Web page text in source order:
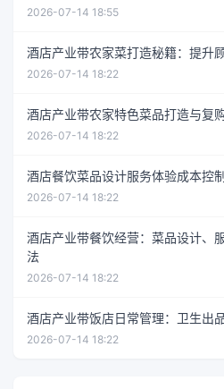
2026-07-14 18:55
酒店产业带农家菜打造秘籍：提升
2026-07-14 18:22
酒店产业带农家特色菜品打造与复
2026-07-14 18:22
酒店餐饮菜品设计服务体验成本控
2026-07-14 18:22
酒店产业带餐饮经营：菜品设计、
法
2026-07-14 18:22
酒店产业带饭店日常管理：卫生出
2026-07-14 18:22